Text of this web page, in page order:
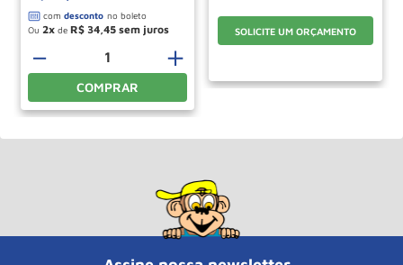
Ou 2 de R$ 34,45
＋
－
COMPRAR
SOLICITE UM ORÇAMENTO